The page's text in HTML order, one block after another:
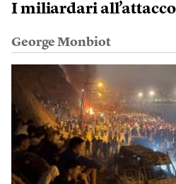
I miliardari
George Monbiot